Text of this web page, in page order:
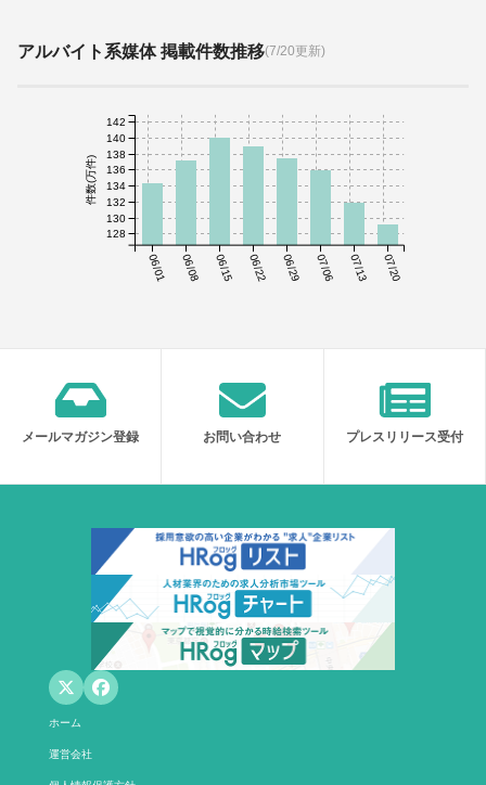
アルバイト系媒体 掲載件数推移(7/20更新)
06/01 06/08 06/15 06/22 06/29 07/06 07/13 07/20
件数(万件)
128
130
132
134
136
138
140
142
メールマガジン登録 お問い合わせ プレスリリース受付
ホーム
運営会社